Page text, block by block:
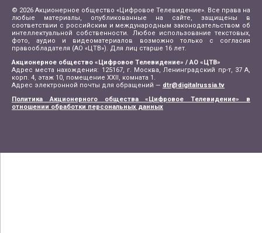
© 2026 Акционерное общество «Цифровое Телевидение». Все права на
любые материалы, опубликованные на сайте, защищены в
соответствии с российским и международным законодательством об
интеллектуальной собственности. Любое использование текстовых,
фото, аудио и видеоматериалов возможно только с согласия
правообладателя (АО «ЦТВ»). Для лиц старше 16 лет.
Акционерное общество «Цифровое Телевидение» / АО «ЦТВ»
Адрес места нахождения: 125167, г. Москва, Ленинградский пр-т, 37 А,
корп. 4, этаж 10, помещение XXII, комната 1.
Адрес электронной почты для обращений — dtr@digitalrussia.tv
Политика Акционерного общества «Цифровое Телевидение» в
отношении обработки персональных данных